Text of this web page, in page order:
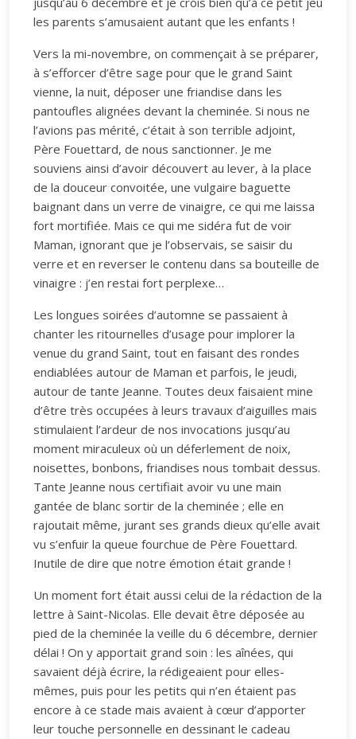
les parents s’amusaient autant que les enfants !
Vers la mi-novembre, on commençait à se préparer,
à s’efforcer d’être sage pour que le grand Saint
vienne, la nuit, déposer une friandise dans les
pantoufles alignées devant la cheminée. Si nous ne
l’avions pas mérité, c’était à son terrible adjoint,
Père Fouettard, de nous sanctionner. Je me
souviens ainsi d’avoir découvert au lever, à la place
de la douceur convoitée, une vulgaire baguette
baignant dans un verre de vinaigre, ce qui me laissa
fort mortifiée. Mais ce qui me sidéra fut de voir
Maman, ignorant que je l’observais, se saisir du
verre et en reverser le contenu dans sa bouteille de
vinaigre : j’en restai fort perplexe…
Les longues soirées d’automne se passaient à
chanter les ritournelles d’usage pour implorer la
venue du grand Saint, tout en faisant des rondes
endiablées autour de Maman et parfois, le jeudi,
autour de tante Jeanne. Toutes deux faisaient mine
d’être très occupées à leurs travaux d’aiguilles mais
stimulaient l’ardeur de nos invocations jusqu’au
moment miraculeux où un déferlement de noix,
noisettes, bonbons, friandises nous tombait dessus.
Tante Jeanne nous certifiait avoir vu une main
gantée de blanc sortir de la cheminée ; elle en
rajoutait même, jurant ses grands dieux qu’elle avait
vu s’enfuir la queue fourchue de Père Fouettard.
Inutile de dire que notre émotion était grande !
Un moment fort était aussi celui de la rédaction de la
lettre à Saint-Nicolas. Elle devait être déposée au
pied de la cheminée la veille du 6 décembre, dernier
délai ! On y apportait grand soin : les aînées, qui
savaient déjà écrire, la rédigeaient pour elles-
mêmes, puis pour les petits qui n’en étaient pas
encore à ce stade mais avaient à cœur d’apporter
leur touche personnelle en dessinant le cadeau